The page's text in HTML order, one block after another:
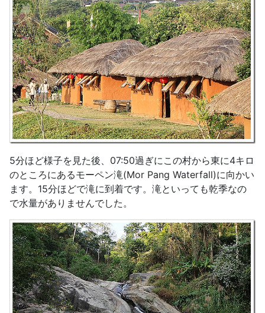
5分ほど様子を見た後、07:50過ぎにこの村から東に4キロ
のところにあるモーペン滝(Mor Pang Waterfall)に向かい
ます。15分ほどで滝に到着です。滝といっても乾季なの
で水量がありませんでした。